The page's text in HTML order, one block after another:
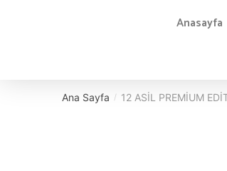
Anasayfa
Ana Sayfa / 12 ASİL PREMİUM